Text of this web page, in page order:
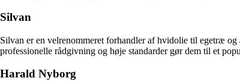
Silvan
Silvan er en velrenommeret forhandler af hvidolie til egetræ
professionelle rådgivning og høje standarder gør dem til et
Harald Nyborg